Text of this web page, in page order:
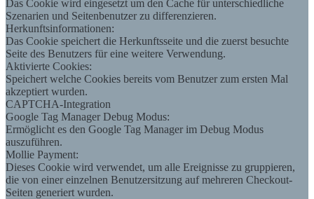
Das Cookie wird eingesetzt um den Cache für unterschiedliche
Szenarien und Seitenbenutzer zu differenzieren.
Herkunftsinformationen:
Das Cookie speichert die Herkunftsseite und die zuerst besuchte
Seite des Benutzers für eine weitere Verwendung.
Aktivierte Cookies:
Speichert welche Cookies bereits vom Benutzer zum ersten Mal
akzeptiert wurden.
CAPTCHA-Integration
Google Tag Manager Debug Modus:
Ermöglicht es den Google Tag Manager im Debug Modus
auszuführen.
Mollie Payment:
Dieses Cookie wird verwendet, um alle Ereignisse zu gruppieren,
die von einer einzelnen Benutzersitzung auf mehreren Checkout-
Seiten generiert wurden.